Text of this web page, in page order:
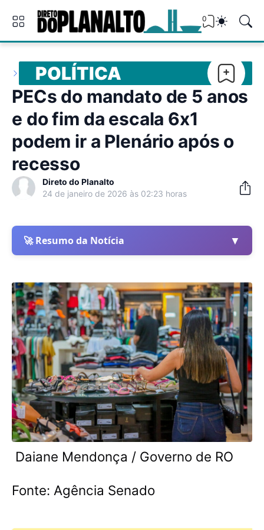
0
POLÍTICA
PECs do mandato de 5 anos
e do fim da escala 6x1
podem ir a Plenário após o
recesso
Direto do Planalto
24 de janeiro de 2026 às 02:23 horas
🚀 Resumo da Notícia ▼
Daiane Mendonça / Governo de RO
Fonte: Agência Senado